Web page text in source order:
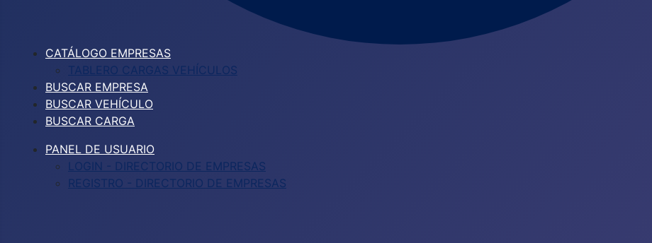
CATÁLOGO EMPRESAS
TABLERO CARGAS VEHÍCULOS
BUSCAR EMPRESA
BUSCAR VEHÍCULO
BUSCAR CARGA
PANEL DE USUARIO
LOGIN - DIRECTORIO DE EMPRESAS
REGISTRO - DIRECTORIO DE EMPRESAS